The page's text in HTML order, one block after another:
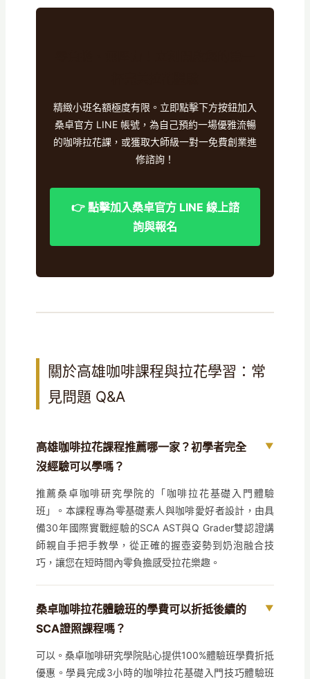
精緻小班名額極度有限。立即點擊下方按鈕加入
桑卓官方 LINE 帳號，為自己預約一場優雅流暢
的咖啡拉花課，或獲取大師級一對一免費創業進
修諮詢！
👉 點擊加入桑卓官方 LINE 線上諮
詢與報名
關於高雄咖啡課程與拉花學習：常
見問題 Q&A
高雄咖啡拉花課程推薦哪一家？初學者完全
沒經驗可以學嗎？
推薦桑卓咖啡研究學院的「咖啡拉花基礎入門體驗
班」。本課程專為零基礎素人與咖啡愛好者設計，由具
備30年國際實戰經驗的SCA AST與Q Grader雙認證講
師親自手把手教學，從正確的握壺姿勢到奶泡融合技
巧，讓您在短時間內零負擔感受拉花樂趣。
桑卓咖啡拉花體驗班的學費可以折抵後續的
SCA證照課程嗎？
可以。桑卓咖啡研究學院貼心提供100%體驗班學費折抵
優惠。學員完成3小時的咖啡拉花基礎入門技巧體驗班